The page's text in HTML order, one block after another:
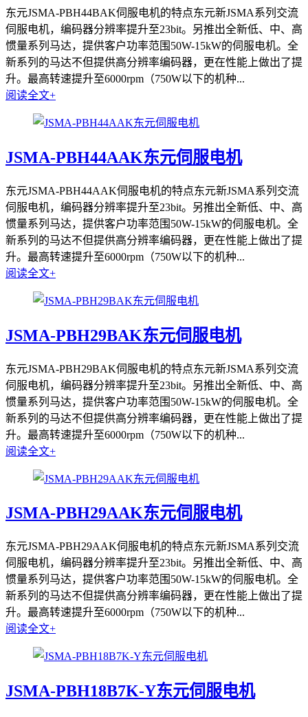
东元JSMA-PBH44BAK伺服电机的特点东元新JSMA系列交流
伺服电机，编码器分辨率提升至23bit。另推出全新低、中、高
惯量系列马达，提供客户功率范围50W-15kW的伺服电机。全
新系列的马达不但提供高分辨率编码器，更在性能上做出了提
升。最高转速提升至6000rpm（750W以下的机种...
阅读全文+
JSMA-PBH44AAK东元伺服电机
东元JSMA-PBH44AAK伺服电机的特点东元新JSMA系列交流
伺服电机，编码器分辨率提升至23bit。另推出全新低、中、高
惯量系列马达，提供客户功率范围50W-15kW的伺服电机。全
新系列的马达不但提供高分辨率编码器，更在性能上做出了提
升。最高转速提升至6000rpm（750W以下的机种...
阅读全文+
JSMA-PBH29BAK东元伺服电机
东元JSMA-PBH29BAK伺服电机的特点东元新JSMA系列交流
伺服电机，编码器分辨率提升至23bit。另推出全新低、中、高
惯量系列马达，提供客户功率范围50W-15kW的伺服电机。全
新系列的马达不但提供高分辨率编码器，更在性能上做出了提
升。最高转速提升至6000rpm（750W以下的机种...
阅读全文+
JSMA-PBH29AAK东元伺服电机
东元JSMA-PBH29AAK伺服电机的特点东元新JSMA系列交流
伺服电机，编码器分辨率提升至23bit。另推出全新低、中、高
惯量系列马达，提供客户功率范围50W-15kW的伺服电机。全
新系列的马达不但提供高分辨率编码器，更在性能上做出了提
升。最高转速提升至6000rpm（750W以下的机种...
阅读全文+
JSMA-PBH18B7K-Y东元伺服电机